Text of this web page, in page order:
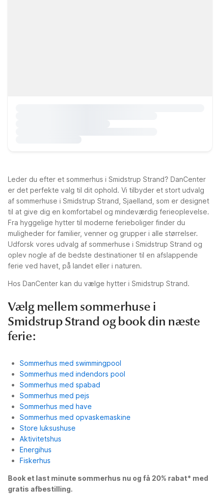
Leder du efter et sommerhus i Smidstrup Strand? DanCenter
er det perfekte valg til dit ophold. Vi tilbyder et stort udvalg
af sommerhuse i Smidstrup Strand, Sjaelland, som er designet
til at give dig en komfortabel og mindeværdig ferieoplevelse.
Fra hyggelige hytter til moderne ferieboliger finder du
muligheder for familier, venner og grupper i alle størrelser.
Udforsk vores udvalg af sommerhuse i Smidstrup Strand og
oplev nogle af de bedste destinationer til en afslappende
ferie ved havet, på landet eller i naturen.
Hos DanCenter kan du vælge hytter i Smidstrup Strand.
Vælg mellem sommerhuse i
Smidstrup Strand og book din næste
ferie:
Sommerhus med swimmingpool
Sommerhus med indendors pool
Sommerhus med spabad
Sommerhus med pejs
Sommerhus med have
Sommerhus med opvaskemaskine
Store luksushuse
Aktivitetshus
Energihus
Fiskerhus
Book et last minute sommerhus nu og få 20% rabat* med
gratis afbestilling.